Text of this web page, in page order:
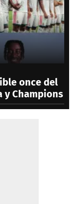
once del
y Champions